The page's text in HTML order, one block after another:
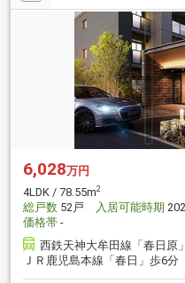
6,028万円
4LDK / 78.55m2
総戸数 52戸 入居可能時期
価格帯 -
西鉄天神大牟田線「春日原
ＪＲ鹿児島本線「春日」歩6分